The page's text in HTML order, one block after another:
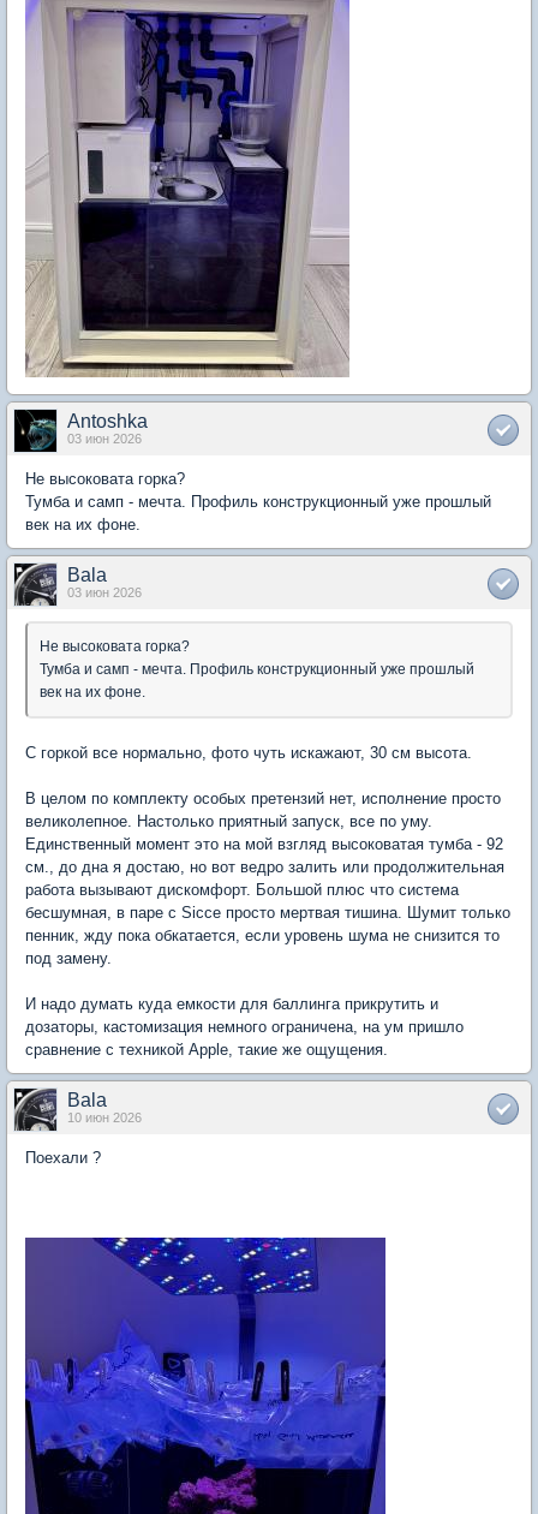
Antoshka
03 июн 2026
Не высоковата горка?
Тумба и самп - мечта. Профиль конструкционный уже прошлый
век на их фоне.
Bala
03 июн 2026
Не высоковата горка?
Тумба и самп - мечта. Профиль конструкционный уже прошлый
век на их фоне.
С горкой все нормально, фото чуть искажают, 30 см высота.
В целом по комплекту особых претензий нет, исполнение просто
великолепное. Настолько приятный запуск, все по уму.
Единственный момент это на мой взгляд высоковатая тумба - 92
см., до дна я достаю, но вот ведро залить или продолжительная
работа вызывают дискомфорт. Большой плюс что система
бесшумная, в паре с Sicce просто мертвая тишина. Шумит только
пенник, жду пока обкатается, если уровень шума не снизится то
под замену.
И надо думать куда емкости для баллинга прикрутить и
дозаторы, кастомизация немного ограничена, на ум пришло
сравнение с техникой Apple, такие же ощущения.
Bala
10 июн 2026
Поехали ?